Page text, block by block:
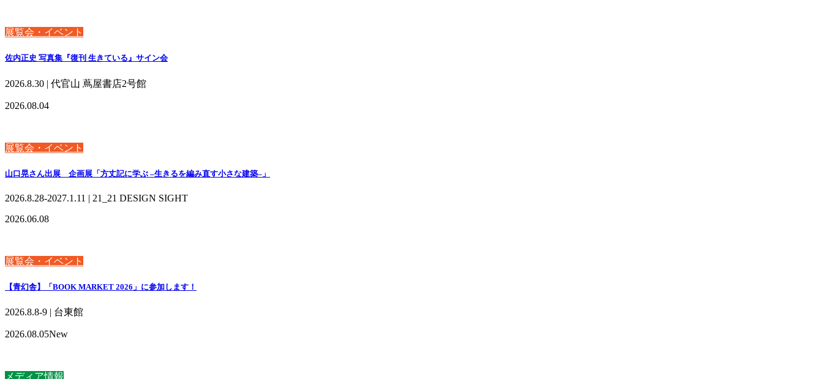
展覧会・イベント
佐内正史 写真集『復刊 生きている』サイン会
2026.8.30 | 代官山 蔦屋書店2号館
2026.08.04
展覧会・イベント
山口晃さん出展 企画展「方丈記に学ぶ –生きるを編み直す小さな建築–」
2026.8.28-2027.1.11 | 21_21 DESIGN SIGHT
2026.06.08
展覧会・イベント
【青幻舎】「BOOK MARKET 2026」に参加します！
2026.8.8-9 | 台東館
2026.08.05New
メディア情報